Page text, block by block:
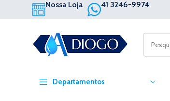
Nossa Loja 41 3246-9974
Departamentos